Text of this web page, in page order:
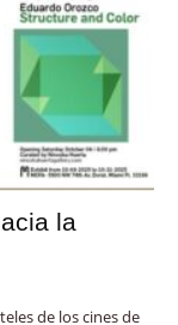
la
de los cines de